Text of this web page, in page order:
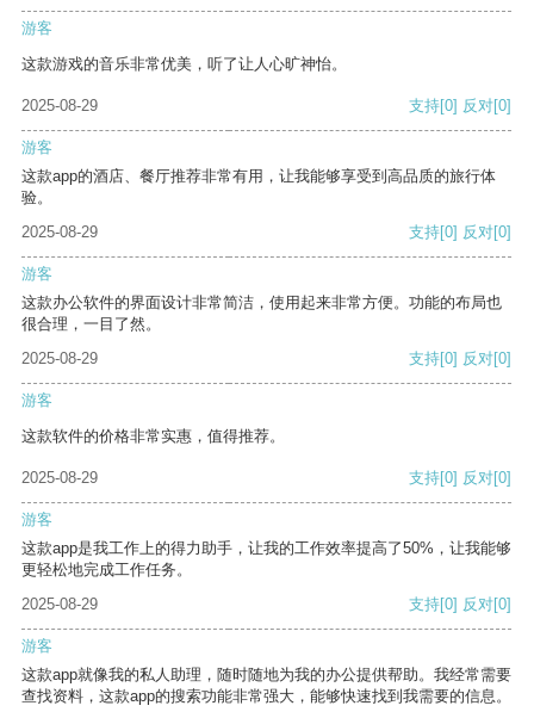
游客
这款游戏的音乐非常优美，听了让人心旷神怡。
2025-08-29 支持[0] 反对[0]
游客
这款app的酒店、餐厅推荐非常有用，让我能够享受到高品质的旅行体
验。
2025-08-29
支持[0] 反对[0]
游客
这款办公软件的界面设计非常简洁，使用起来非常方便。功能的布局也
很合理，一目了然。
2025-08-29
支持[0] 反对[0]
游客
这款软件的价格非常实惠，值得推荐。
2025-08-29 支持[0] 反对[0]
游客
这款app是我工作上的得力助手，让我的工作效率提高了50%，让我能够
更轻松地完成工作任务。
2025-08-29
支持[0] 反对[0]
游客
这款app就像我的私人助理，随时随地为我的办公提供帮助。我经常需要
查找资料，这款app的搜索功能非常强大，能够快速找到我需要的信息。